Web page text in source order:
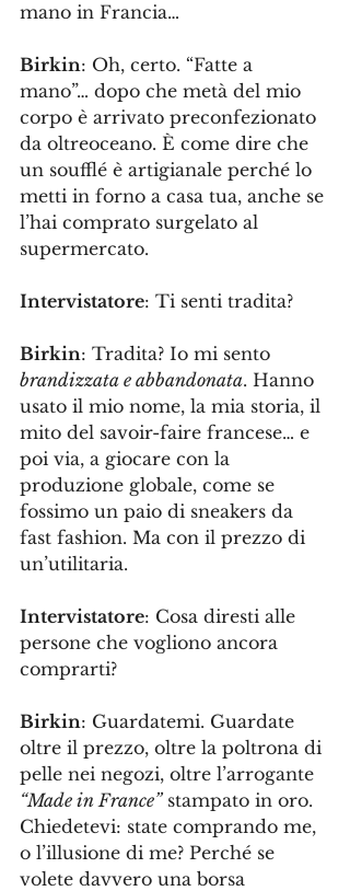
mano in Francia…
Birkin: Oh, certo. “Fatte a
mano”… dopo che metà del mio
corpo è arrivato preconfezionato
da oltreoceano. È come dire che
un soufflé è artigianale perché lo
metti in forno a casa tua, anche se
l’hai comprato surgelato al
supermercato.
Intervistatore: Ti senti tradita?
Birkin: Tradita? Io mi sento
brandizzata e abbandonata. Hanno
usato il mio nome, la mia storia, il
mito del savoir-faire francese… e
poi via, a giocare con la
produzione globale, come se
fossimo un paio di sneakers da
fast fashion. Ma con il prezzo di
un’utilitaria.
Intervistatore: Cosa diresti alle
persone che vogliono ancora
comprarti?
Birkin: Guardatemi. Guardate
oltre il prezzo, oltre la poltrona di
pelle nei negozi, oltre l’arrogante
“Made in France” stampato in oro.
Chiedetevi: state comprando me,
o l’illusione di me? Perché se
volete davvero una borsa